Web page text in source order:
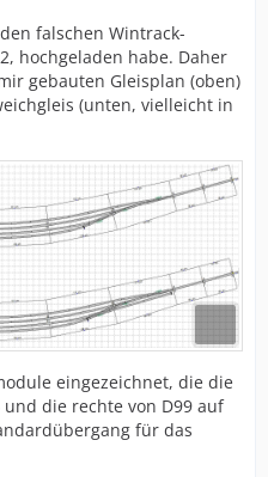
falschen Wintrack-
hochgeladen habe. Daher
gebauten Gleisplan (oben)
(unten, vielleicht in
eingezeichnet, die die
die rechte von D99 auf
für das